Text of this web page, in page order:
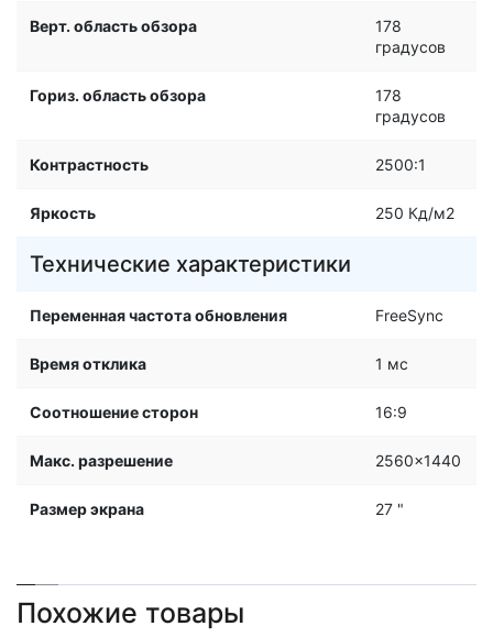
Верт. область обзора
178
градусов
Гориз. область обзора
178
градусов
Контрастность 2500:1
Яркость 250 Кд/м2
Технические характеристики
Переменная частота обновления FreeSync
Время отклика 1 мс
Соотношение сторон 16:9
Макс. разрешение 2560x1440
Размер экрана 27 "
Похожие товары